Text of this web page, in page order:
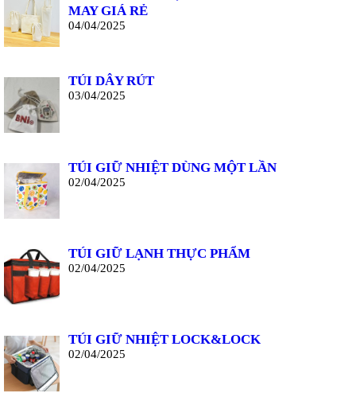
MAY GIÁ RẺ
04/04/2025
TÚI DÂY RÚT
03/04/2025
TÚI GIỮ NHIỆT DÙNG MỘT LẦN
02/04/2025
TÚI GIỮ LẠNH THỰC PHẨM
02/04/2025
TÚI GIỮ NHIỆT LOCK&LOCK
02/04/2025